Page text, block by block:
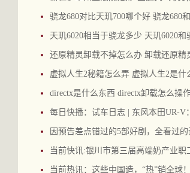
骁龙680对比天玑700哪个好 骁龙680
天玑6020相当于骁龙多少 天玑6020和
还原精灵卸载不掉怎么办 卸载还原精
虚拟人生2秘籍怎么弄 虚拟人生2是什
directx是什么东西 directx卸载怎么操作
每日快播：试车日志 | 东风本田UR-V
因预告差点错过的5部好剧，全看过
当前快讯:银川市第三届高端奶产业
当前热讯：这些中国造，“热”销全球！